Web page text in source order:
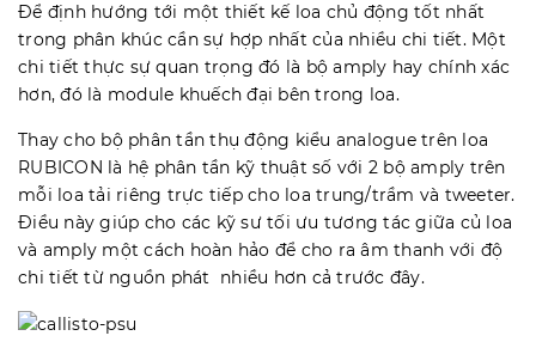
Để định hướng tới một thiết kế loa chủ động tốt nhất
trong phân khúc cần sự hợp nhất của nhiều chi tiết. Một
chi tiết thực sự quan trọng đó là bộ amply hay chính xác
hơn, đó là module khuếch đại bên trong loa.
Thay cho bộ phân tần thụ động kiểu analogue trên loa
RUBICON là hệ phân tần kỹ thuật số với 2 bộ amply trên
mỗi loa tải riêng trực tiếp cho loa trung/trầm và tweeter.
Điều này giúp cho các kỹ sư tối ưu tương tác giữa củ loa
và amply một cách hoàn hảo để cho ra âm thanh với độ
chi tiết từ nguồn phát nhiều hơn cả trước đây.